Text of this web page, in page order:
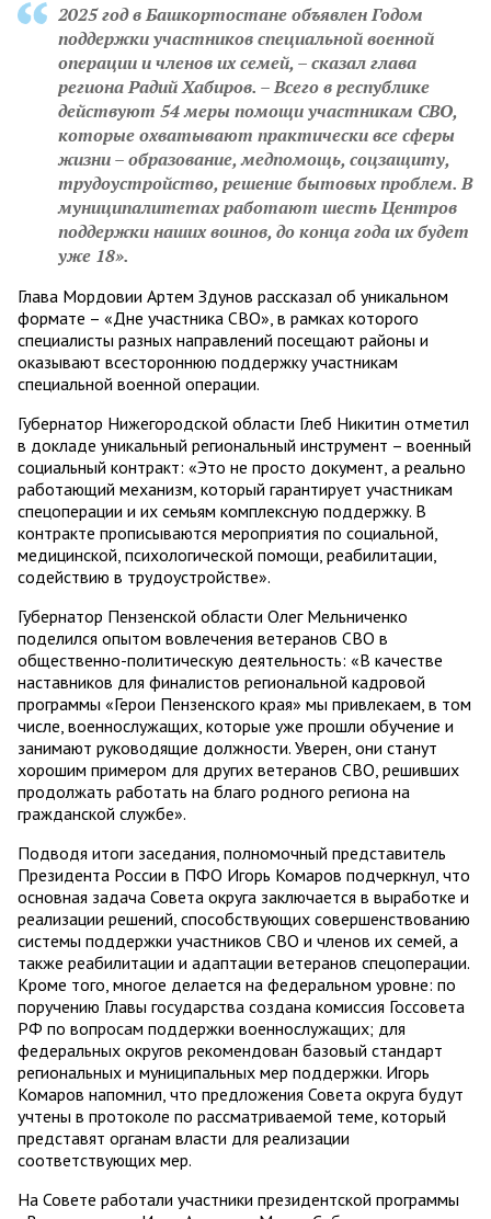
2025 год в Башкортостане объявлен Годом
поддержки участников специальной военной
операции и членов их семей, – сказал глава
региона Радий Хабиров. – Всего в республике
действуют 54 меры помощи участникам СВО,
которые охватывают практически все сферы
жизни – образование, медпомощь, соцзащиту,
трудоустройство, решение бытовых проблем. В
муниципалитетах работают шесть Центров
поддержки наших воинов, до конца года их будет
уже 18».
Глава Мордовии Артем Здунов рассказал об уникальном
формате – «Дне участника СВО», в рамках которого
специалисты разных направлений посещают районы и
оказывают всестороннюю поддержку участникам
специальной военной операции.
Губернатор Нижегородской области Глеб Никитин отметил
в докладе уникальный региональный инструмент – военный
социальный контракт: «Это не просто документ, а реально
работающий механизм, который гарантирует участникам
спецоперации и их семьям комплексную поддержку. В
контракте прописываются мероприятия по социальной,
медицинской, психологической помощи, реабилитации,
содействию в трудоустройстве».
Губернатор Пензенской области Олег Мельниченко
поделился опытом вовлечения ветеранов СВО в
общественно-политическую деятельность: «В качестве
наставников для финалистов региональной кадровой
программы «Герои Пензенского края» мы привлекаем, в том
числе, военнослужащих, которые уже прошли обучение и
занимают руководящие должности. Уверен, они станут
хорошим примером для других ветеранов СВО, решивших
продолжать работать на благо родного региона на
гражданской службе».
Подводя итоги заседания, полномочный представитель
Президента России в ПФО Игорь Комаров подчеркнул, что
основная задача Совета округа заключается в выработке и
реализации решений, способствующих совершенствованию
системы поддержки участников СВО и членов их семей, а
также реабилитации и адаптации ветеранов спецоперации.
Кроме того, многое делается на федеральном уровне: по
поручению Главы государства создана комиссия Госсовета
РФ по вопросам поддержки военнослужащих; для
федеральных округов рекомендован базовый стандарт
региональных и муниципальных мер поддержки. Игорь
Комаров напомнил, что предложения Совета округа будут
учтены в протоколе по рассматриваемой теме, который
представят органам власти для реализации
соответствующих мер.
На Совете работали участники президентской программы